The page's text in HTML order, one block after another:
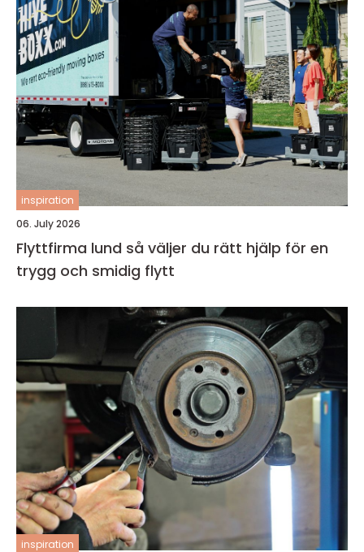
inspiration
06. July 2026
Flyttfirma lund så väljer du rätt hjälp för en
trygg och smidig flytt
inspiration